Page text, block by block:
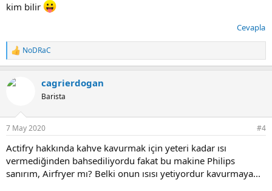
kim bilir
Cevapla
T
e
k
NoDRaC
cagrierdogan
Barista
7 May 2020 #4
Actifry hakkında kahve kavurmak için yeteri kadar ısı
vermediğinden bahsediliyordu fakat bu makine Philips
sanırım, Airfryer mı? Belki onun ısısı yetiyordur kavurmaya...